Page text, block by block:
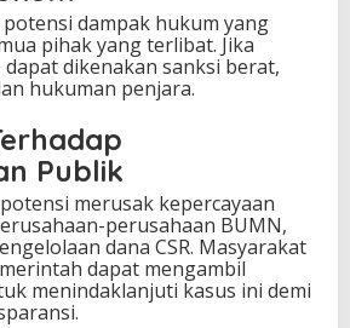
dampak hukum yang
pihak yang terlibat. Jika
dikenakan sanksi berat,
hukuman penjara.
Publik
merusak kepercayaan
perusahaan BUMN,
dana CSR. Masyarakat
dapat mengambil
menindaklanjuti kasus ini demi